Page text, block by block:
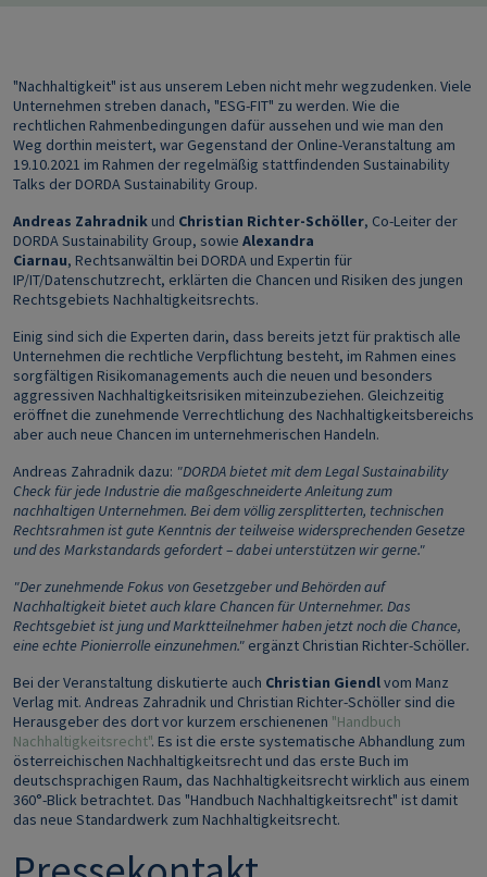
"Nachhaltigkeit" ist aus unserem Leben nicht mehr wegzudenken. Viele
Unternehmen streben danach, "ESG-FIT" zu werden. Wie die
rechtlichen Rahmenbedingungen dafür aussehen und wie man den
Weg dorthin meistert, war Gegenstand der Online-Veranstaltung am
19.10.2021 im Rahmen der regelmäßig stattfindenden Sustainability
Talks der DORDA Sustainability Group.
Andreas Zahradnik und Christian Richter-Schöller, Co-Leiter der
DORDA Sustainability Group, sowie Alexandra
Ciarnau, Rechtsanwältin bei DORDA und Expertin für
IP/IT/Datenschutzrecht, erklärten die Chancen und Risiken des jungen
Rechtsgebiets Nachhaltigkeitsrechts.
Einig sind sich die Experten darin, dass bereits jetzt für praktisch alle
Unternehmen die rechtliche Verpflichtung besteht, im Rahmen eines
sorgfältigen Risikomanagements auch die neuen und besonders
aggressiven Nachhaltigkeitsrisiken miteinzubeziehen. Gleichzeitig
eröffnet die zunehmende Verrechtlichung des Nachhaltigkeitsbereichs
aber auch neue Chancen im unternehmerischen Handeln.
Andreas Zahradnik dazu: "DORDA bietet mit dem Legal Sustainability
Check für jede Industrie die maßgeschneiderte Anleitung zum
nachhaltigen Unternehmen. Bei dem völlig zersplitterten, technischen
Rechtsrahmen ist gute Kenntnis der teilweise widersprechenden Gesetze
und des Markstandards gefordert – dabei unterstützen wir gerne."
"Der zunehmende Fokus von Gesetzgeber und Behörden auf
Nachhaltigkeit bietet auch klare Chancen für Unternehmer. Das
Rechtsgebiet ist jung und Marktteilnehmer haben jetzt noch die Chance,
eine echte Pionierrolle einzunehmen." ergänzt Christian Richter-Schöller.
Bei der Veranstaltung diskutierte auch Christian Giendlvom Manz
Verlag mit. Andreas Zahradnik und Christian Richter-Schöller sind die
Herausgeber des dort vor kurzem erschienenen "Handbuch
Nachhaltigkeitsrecht". Es ist die erste systematische Abhandlung zum
österreichischen Nachhaltigkeitsrecht und das erste Buch im
deutschsprachigen Raum, das Nachhaltigkeitsrecht wirklich aus einem
360°-Blick betrachtet. Das "Handbuch Nachhaltigkeitsrecht" ist damit
das neue Standardwerk zum Nachhaltigkeitsrecht.